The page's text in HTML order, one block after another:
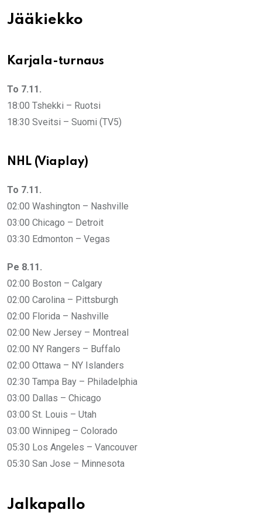
Jääkiekko
Karjala-turnaus
To 7.11.
18:00 Tshekki – Ruotsi
18:30 Sveitsi – Suomi (TV5)
NHL (Viaplay)
To 7.11.
02:00 Washington – Nashville
03:00 Chicago – Detroit
03:30 Edmonton – Vegas
Pe 8.11.
02:00 Boston – Calgary
02:00 Carolina – Pittsburgh
02:00 Florida – Nashville
02:00 New Jersey – Montreal
02:00 NY Rangers – Buffalo
02:00 Ottawa – NY Islanders
02:30 Tampa Bay – Philadelphia
03:00 Dallas – Chicago
03:00 St. Louis – Utah
03:00 Winnipeg – Colorado
05:30 Los Angeles – Vancouver
05:30 San Jose – Minnesota
Jalkapallo